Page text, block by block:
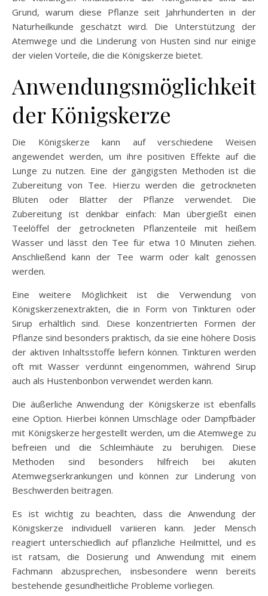
Grund, warum diese Pflanze seit Jahrhunderten in der
Naturheilkunde geschätzt wird. Die Unterstützung der
Atemwege und die Linderung von Husten sind nur einige
der vielen Vorteile, die die Königskerze bietet.
der Königskerze
Die Königskerze kann auf verschiedene Weisen
angewendet werden, um ihre positiven Effekte auf die
Lunge zu nutzen. Eine der gängigsten Methoden ist die
Zubereitung von Tee. Hierzu werden die getrockneten
Blüten oder Blätter der Pflanze verwendet. Die
Zubereitung ist denkbar einfach: Man übergießt einen
Teelöffel der getrockneten Pflanzenteile mit heißem
Wasser und lässt den Tee für etwa 10 Minuten ziehen.
Anschließend kann der Tee warm oder kalt genossen
werden.
Eine weitere Möglichkeit ist die Verwendung von
Königskerzenextrakten, die in Form von Tinkturen oder
Sirup erhältlich sind. Diese konzentrierten Formen der
Pflanze sind besonders praktisch, da sie eine höhere Dosis
der aktiven Inhaltsstoffe liefern können. Tinkturen werden
oft mit Wasser verdünnt eingenommen, während Sirup
auch als Hustenbonbon verwendet werden kann.
Die äußerliche Anwendung der Königskerze ist ebenfalls
eine Option. Hierbei können Umschläge oder Dampfbäder
mit Königskerze hergestellt werden, um die Atemwege zu
befreien und die Schleimhäute zu beruhigen. Diese
Methoden sind besonders hilfreich bei akuten
Atemwegserkrankungen und können zur Linderung von
Beschwerden beitragen.
Es ist wichtig zu beachten, dass die Anwendung der
Königskerze individuell variieren kann. Jeder Mensch
reagiert unterschiedlich auf pflanzliche Heilmittel, und es
ist ratsam, die Dosierung und Anwendung mit einem
Fachmann abzusprechen, insbesondere wenn bereits
bestehende gesundheitliche Probleme vorliegen.